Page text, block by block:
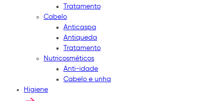
Tratamento
Cabelo
Anticaspa
Antiqueda
Tratamento
Nutricosméticos
Anti-idade
Cabelo e unha
Higiene